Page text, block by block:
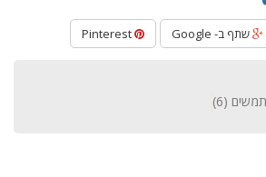
שתף ב- Google
(
6
)